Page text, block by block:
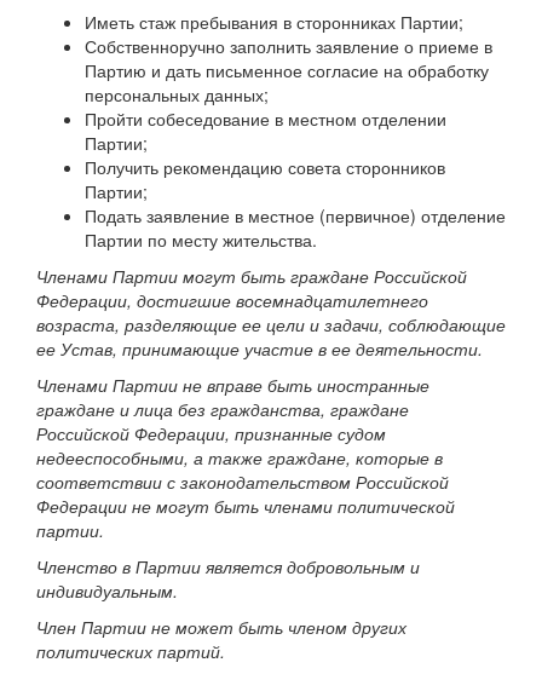
Иметь стаж пребывания в сторонниках Партии;
Собственноручно заполнить заявление о приеме в
Партию и дать письменное согласие на обработку
персональных данных;
Пройти собеседование в местном отделении
Партии;
Получить рекомендацию совета сторонников
Партии;
Подать заявление в местное (первичное) отделение
Партии по месту жительства.
Членами Партии могут быть граждане Российской
Федерации, достигшие восемнадцатилетнего
возраста, разделяющие ее цели и задачи, соблюдающие
ее Устав, принимающие участие в ее деятельности.
Членами Партии не вправе быть иностранные
граждане и лица без гражданства, граждане
Российской Федерации, признанные судом
недееспособными, а также граждане, которые в
соответствии с законодательством Российской
Федерации не могут быть членами политической
партии.
Членство в Партии является добровольным и
индивидуальным.
Член Партии не может быть членом других
политических партий.